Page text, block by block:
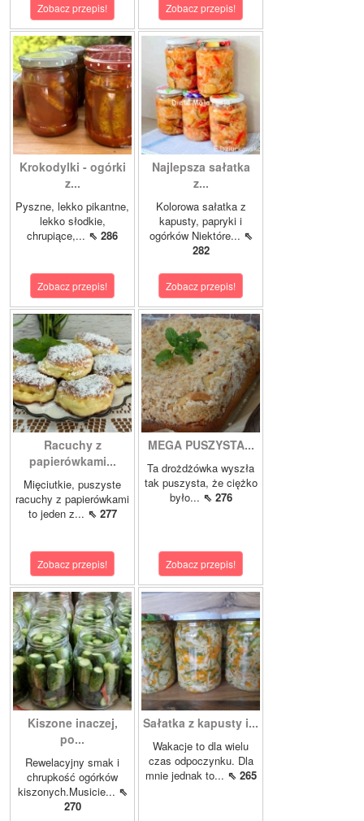
Zobacz przepis! Zobacz przepis!
Krokodylki - ogórki
z...
Pyszne, lekko pikantne,
lekko słodkie,
chrupiące,... ⇖ 286
Zobacz przepis!
Najlepsza sałatka
z...
Kolorowa sałatka z
kapusty, papryki i
ogórków Niektóre... ⇖
282
Zobacz przepis!
Racuchy z
papierówkami...
Mięciutkie, puszyste
racuchy z papierówkami
to jeden z... ⇖ 277
Zobacz przepis!
MEGA PUSZYSTA...
Ta drożdżówka wyszła
tak puszysta, że ciężko
było... ⇖ 276
Zobacz przepis!
Kiszone inaczej,
po...
Rewelacyjny smak i
chrupkość ogórków
kiszonych.Musicie... ⇖
270
Sałatka z kapusty i...
Wakacje to dla wielu
czas odpoczynku. Dla
mnie jednak to... ⇖ 265